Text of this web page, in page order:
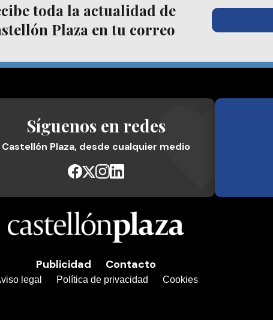
toda la actualidad de
Plaza en tu correo
Síguenos en redes
Castellón Plaza, desde cualquier medio
Publicidad Contacto
legal Política de privacidad Cookies